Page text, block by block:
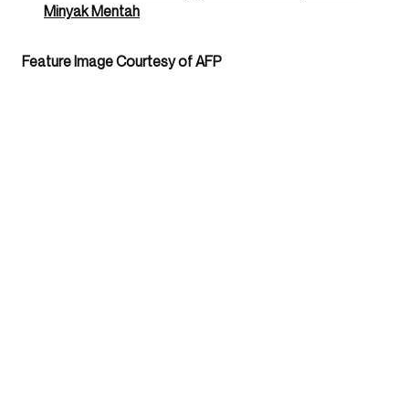
Minyak Mentah
Feature Image Courtesy of AFP